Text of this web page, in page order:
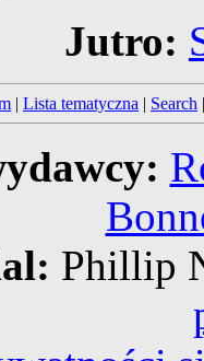
Jutro:
| Lista tematyczna | Search
Phillip